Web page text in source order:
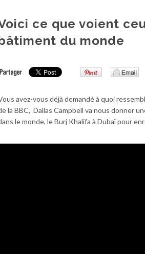
ce que voient
du monde
avez-vous déjà demandé à quoi
la BBC, Dallas Campbell va nous donner
le monde, le Burj Khalifa à Dubaï pour